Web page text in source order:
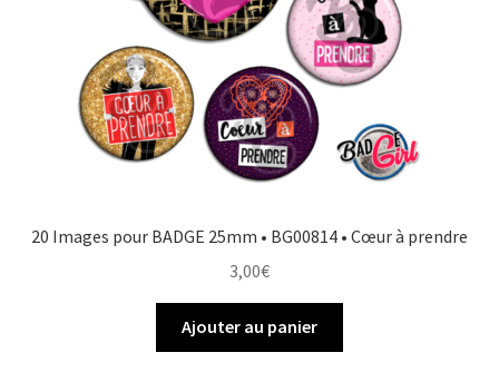
20 Images pour BADGE 25mm • BG00814 • Cœur à prendre
3,00€
Ajouter au panier